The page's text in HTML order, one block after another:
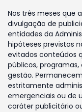
Nos três meses que
divulgação de
entidades da
hipóteses previstas
evitados conteúdos
públicos, programas,
gestão.
estritamente
emergenciais ou de
caráter publicitário